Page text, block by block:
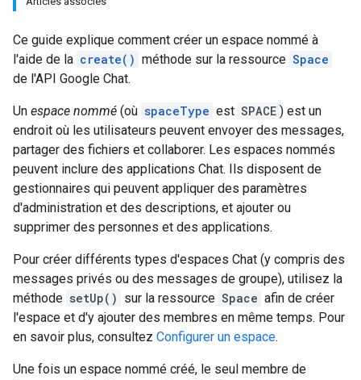
Ce guide explique comment créer un espace nommé à
l'aide de la create() méthode sur la ressource Space
de l'API Google Chat.
Un espace nommé (où spaceType est SPACE ) est un
endroit où les utilisateurs peuvent envoyer des messages,
partager des fichiers et collaborer. Les espaces nommés
peuvent inclure des applications Chat. Ils disposent de
gestionnaires qui peuvent appliquer des paramètres
d'administration et des descriptions, et ajouter ou
supprimer des personnes et des applications.
Pour créer différents types d'espaces Chat (y compris des
messages privés ou des messages de groupe), utilisez la
méthode setUp() sur la ressource Space afin de créer
l'espace et d'y ajouter des membres en même temps. Pour
en savoir plus, consultez Configurer un espace.
Une fois un espace nommé créé, le seul membre de